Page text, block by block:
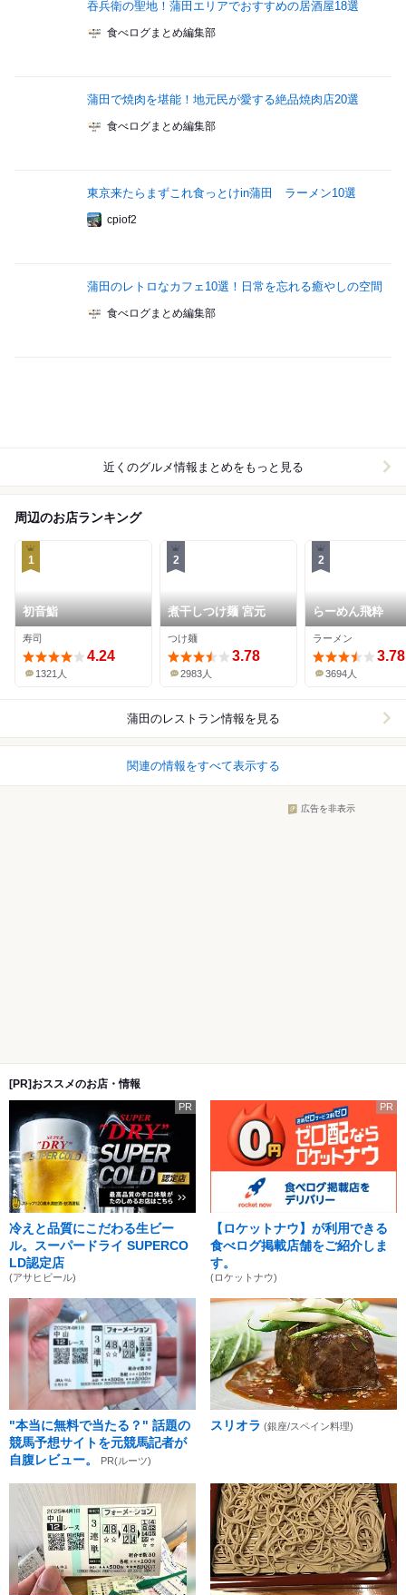
吞兵衛の聖地！蒲田エリアでおすすめの居酒屋18選
食べログまとめ編集部
蒲田で焼肉を堪能！地元民が愛する絶品焼肉店20選
食べログまとめ編集部
東京来たらまずこれ食っとけin蒲田 ラーメン10選
cpiof2
蒲田のレトロなカフェ10選！日常を忘れる癒やしの空間
食べログまとめ編集部
近くのグルメ情報まとめをもっと見る
周辺のお店ランキング
1
初音鮨
寿司
4.24
1321人
2
煮干しつけ麺 宮元
つけ麺
3.78
2983人
2
らーめん飛粋
ラーメン
3.78
3694人
蒲田 のレストラン情報を見る
関連の情報をすべて表示する
広告を非表示
[PR]おススメのお店・情報
PR
冷えと品質にこだわる生ビー
ル。スーパードライ SUPERCO
LD認定店
(アサヒビール)
PR
【ロケットナウ】が利用できる
食べログ掲載店舗をご紹介しま
す。
(ロケットナウ)
"本当に無料で当たる？" 話題の
競馬予想サイトを元競馬記者が
自腹レビュー。
PR(ルーツ)
スリオラ (銀座/スペイン料理)